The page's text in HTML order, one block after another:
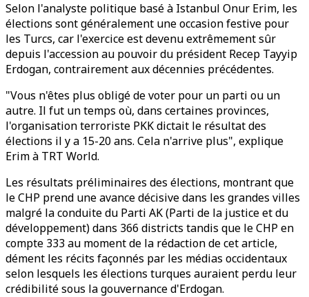
Selon l'analyste politique basé à Istanbul Onur Erim, les
élections sont généralement une occasion festive pour
les Turcs, car l'exercice est devenu extrêmement sûr
depuis l'accession au pouvoir du président Recep Tayyip
Erdogan, contrairement aux décennies précédentes.
"Vous n'êtes plus obligé de voter pour un parti ou un
autre. Il fut un temps où, dans certaines provinces,
l'organisation terroriste PKK dictait le résultat des
élections il y a 15-20 ans. Cela n'arrive plus", explique
Erim à TRT World.
Les résultats préliminaires des élections, montrant que
le CHP prend une avance décisive dans les grandes villes
malgré la conduite du Parti AK (Parti de la justice et du
développement) dans 366 districts tandis que le CHP en
compte 333 au moment de la rédaction de cet article,
dément les récits façonnés par les médias occidentaux
selon lesquels les élections turques auraient perdu leur
crédibilité sous la gouvernance d'Erdogan.